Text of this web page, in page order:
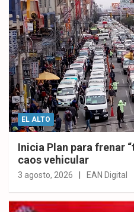
EL ALTO
Inicia Plan para frenar
caos vehicular
3 agosto, 2026 EAN Digital